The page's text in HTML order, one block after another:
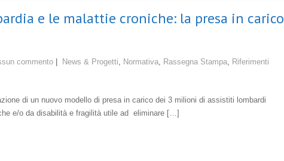
e le malattie croniche: la presa in carico
commento News & Progetti, Normativa, Rassegna Stampa, Riferimenti
di un nuovo modello di presa in carico dei 3 milioni di assistiti lombardi
e/o da disabilità e fragilità utile ad eliminare […]